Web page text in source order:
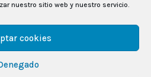
nuestro sitio web y nuestro servicio.
cookies
→